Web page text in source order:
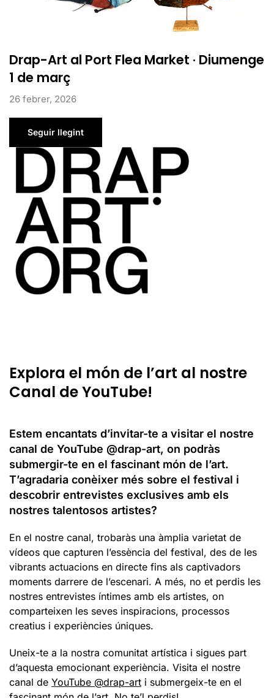
Drap-Art al Port Flea Market · Diumenge
1 de març
26 febrer, 2026
Seguir llegint
Explora el món de l’art al nostre
Canal de YouTube!
Estem encantats d’invitar-te a visitar el nostre
canal de YouTube @drap-art, on podràs
submergir-te en el fascinant món de l’art.
T’agradaria conèixer més sobre el festival i
descobrir entrevistes exclusives amb els
nostres talentosos artistes?
En el nostre canal, trobaràs una àmplia varietat de
vídeos que capturen l’essència del festival, des de les
vibrants actuacions en directe fins als captivadors
moments darrere de l’escenari. A més, no et perdis les
nostres entrevistes íntimes amb els artistes, on
comparteixen les seves inspiracions, processos
creatius i experiències úniques.
Uneix-te a la nostra comunitat artística i sigues part
d’aquesta emocionant experiència. Visita el nostre
canal de YouTube @drap-art i submergeix-te en el